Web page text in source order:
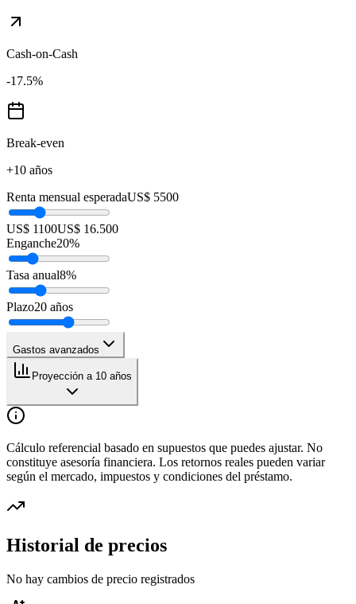
Cash-on-Cash
-17.5%
Break-even
+10 años
Renta mensual esperadaUS$ 5500
US$ 1100US$ 16.500
Enganche20%
Tasa anual8%
Plazo20 años
Gastos avanzados
Proyección a 10 años
Cálculo referencial basado en supuestos que puedes ajustar. No
constituye asesoría financiera. Los retornos reales pueden variar
según el mercado, impuestos y condiciones del préstamo.
Historial de precios
No hay cambios de precio registrados